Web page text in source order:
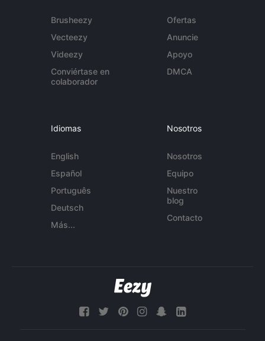
Brusheezy
Vecteezy
Videezy
Conviértase en
colaborador
Ofertas
Anuncie
Apoyo
DMCA
Idiomas
English
Español
Português
Deutsch
Más...
Nosotros
Nosotros
Equipo
Nuestro
blog
Contacto